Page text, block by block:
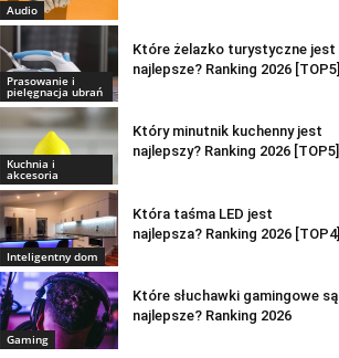
Audio
Prasowanie i
pielęgnacja ubrań
Które żelazko turystyczne jest
najlepsze? Ranking 2026 [TOP5]
Kuchnia i
akcesoria
Który minutnik kuchenny jest
najlepszy? Ranking 2026 [TOP5]
Inteligentny dom
Która taśma LED jest
najlepsza? Ranking 2026 [TOP4]
Gaming
Które słuchawki gamingowe są
najlepsze? Ranking 2026